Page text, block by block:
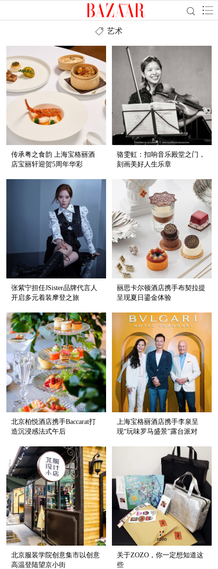
艺术
传承粤之食韵 上海宝格丽酒
店宝丽轩迎贺5周年华彩
骆雯虹：扣响音乐殿堂之门，
刻画美好人生乐章
张紫宁担任JSister品牌代言人
开启多元着装摩登之旅
丽思卡尔顿酒店携手布契拉提
呈现夏日鎏金体验
北京柏悦酒店携手Baccarat打
造沉浸感法式午后
上海宝格丽酒店携手李泉呈
现“玩味罗马盛景”露台派对
北京服装学院创意集市以创意
高温登陆望京小街
关于ZOZO，你一定想知道这
些